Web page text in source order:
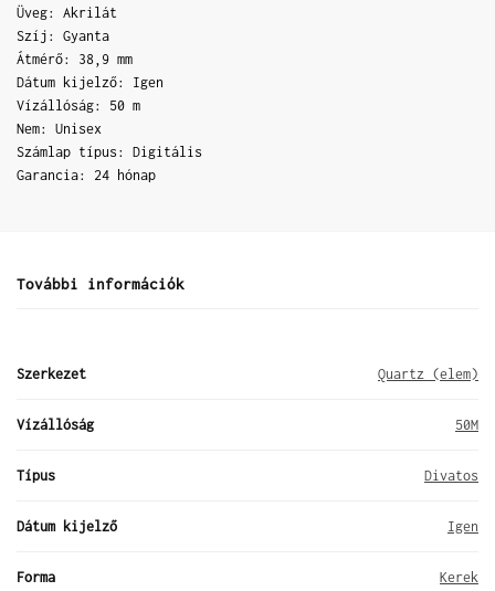
Üveg: Akrilát
Szíj: Gyanta
Átmérő: 38,9 mm
Dátum kijelző: Igen
Vízállóság: 50 m
Nem: Unisex
Számlap típus: Digitális
Garancia: 24 hónap
További információk
Szerkezet Quartz (elem)
Vízállóság 50M
Típus Divatos
Dátum kijelző Igen
Forma Kerek